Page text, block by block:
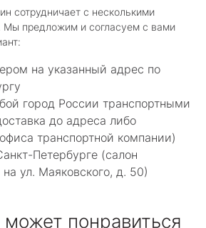
сотрудничает с несколькими
Мы предложим и согласуем с вами
на указанный адрес по
город России транспортными
до адреса либо
транспортной компании)
Петербурге (салон
ул. Маяковского, д. 50)
понравиться
оригинальные не похожие
Сотрудники очень
в своем деле помогли
2025
на Большой Конюшенной
посещаю этот
помогут определиться с